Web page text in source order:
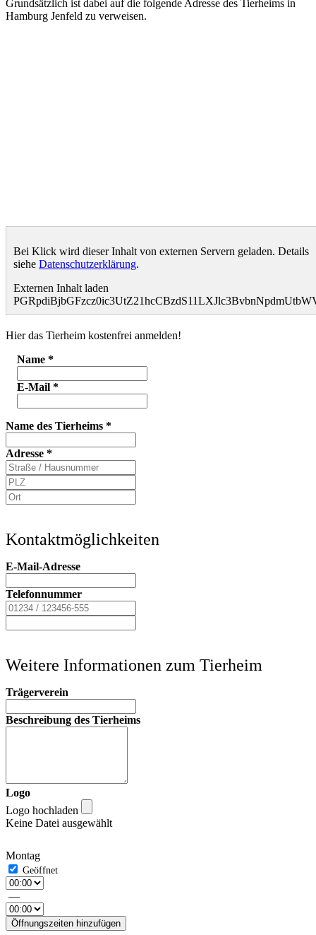
Grundsätzlich ist dabei auf die folgende Adresse des Tierheims in
Hamburg Jenfeld zu verweisen.
Bei Klick wird dieser Inhalt von externen Servern geladen. Details
siehe Datenschutzerklärung.
Externen Inhalt laden
Hier das Tierheim kostenfrei anmelden!
Name *
E-Mail *
Name des Tierheims *
Adresse *
Kontaktmöglichkeiten
E-Mail-Adresse
Telefonnummer
Weitere Informationen zum Tierheim
Trägerverein
Beschreibung des Tierheims
Logo
Logo hochladen
Keine Datei ausgewählt
Montag
—
Öffnungszeiten hinzufügen